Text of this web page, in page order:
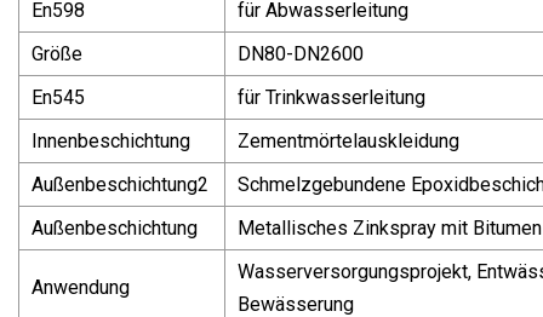
En598
für Abwasserleitung
Größe
DN80-DN2600
En545
für Trinkwasserleitung
Innenbeschichtung
Zementmörtelauskleidung
Außenbeschichtung2
Schmelzgebundene
Außenbeschichtung
Metallisches Zinkspray mit Bitumen
Anwendung
Wasserversorgungsprojekt,
Bewässerung